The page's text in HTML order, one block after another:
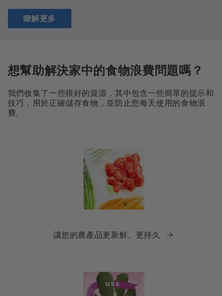
瞭解更多
想幫助解決家中的食物浪費問題嗎？
我們收集了一些很好的資源，其中包含一些簡單的提示和
技巧，用於正確儲存食物，並防止您每天使用的食物浪
費。
讓您的農產品更新鮮、更持久